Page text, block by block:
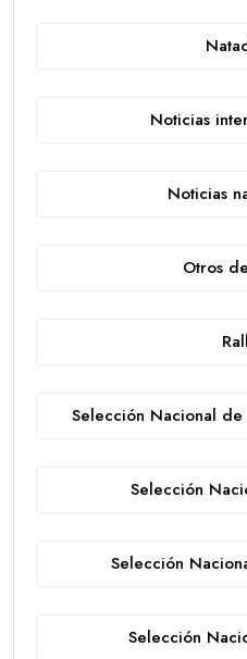
Noticias
Noticias
Otros
Selección Nacional
Selección
Selección
Selección